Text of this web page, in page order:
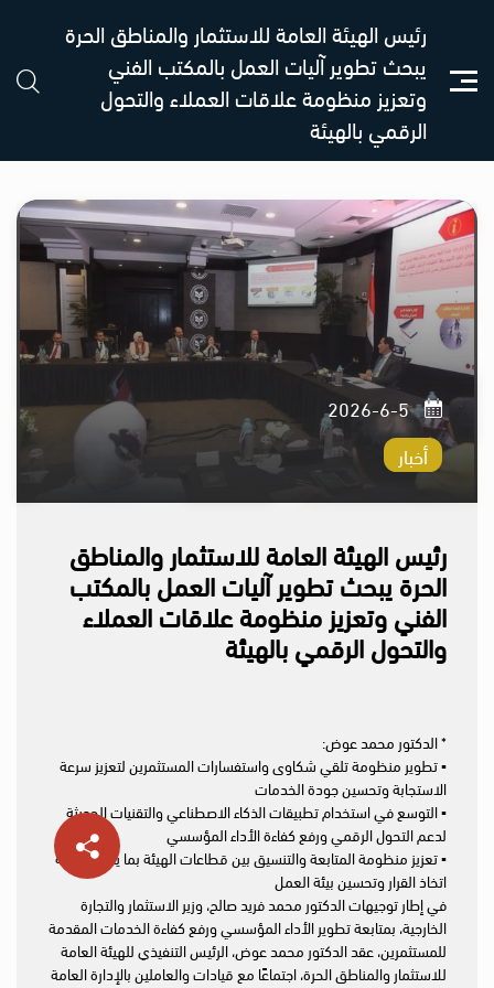
رئيس الهيئة العامة للاستثمار والمناطق الحرة
يبحث تطوير آليات العمل بالمكتب الفني
وتعزيز منظومة علاقات العملاء والتحول
الرقمي بالهيئة
أخبار
5-6-2026
رئيس الهيئة العامة للاستثمار والمناطق
الحرة يبحث تطوير آليات العمل بالمكتب
الفني وتعزيز منظومة علاقات العملاء
والتحول الرقمي بالهيئة
* الدكتور محمد عوض:
▪️︎ تطوير منظومة تلقي شكاوى واستفسارات المستثمرين لتعزيز سرعة
الاستجابة وتحسين جودة الخدمات
▪️︎ التوسع في استخدام تطبيقات الذكاء الاصطناعي والتقنيات الحديثة
لدعم التحول الرقمي ورفع كفاءة الأداء المؤسسي
▪️︎ تعزيز منظومة المتابعة والتنسيق بين قطاعات الهيئة بما يدعم سرعة
اتخاذ القرار وتحسين بيئة العمل
في إطار توجيهات الدكتور محمد فريد صالح، وزير الاستثمار والتجارة
الخارجية، بمتابعة تطوير الأداء المؤسسي ورفع كفاءة الخدمات المقدمة
للمستثمرين، عقد الدكتور محمد عوض، الرئيس التنفيذي للهيئة العامة
للاستثمار والمناطق الحرة، اجتماعًا مع قيادات والعاملين بالإدارة العامة